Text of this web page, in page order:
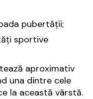
pubertății;
sportive
aproximativ
una dintre cele
la această vârstă.